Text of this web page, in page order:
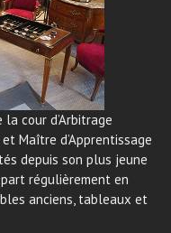
cour d’Arbitrage
Maître d’Apprentissage
depuis son plus jeune
part régulièrement en
anciens, tableaux et